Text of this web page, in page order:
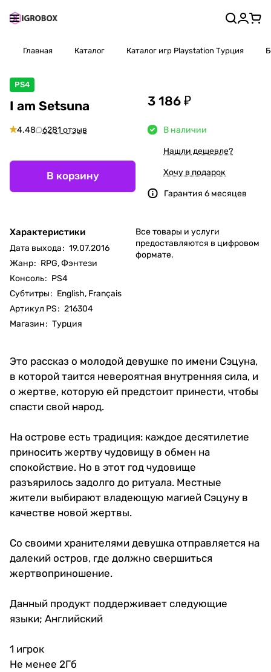
Главная Каталог Каталог игр Playstation Турция
PS4
I am Setsuna
4.48 6281 отзыв
В корзину
Характеристики
Дата выхода: 19.07.2016
Жанр: RPG, Фэнтези
Консоль: PS4
Субтитры: English, Français
Артикул PS: 216304
Магазин: Турция
3 186 ₽
В наличии
Нашли дешевле?
Хочу в подарок
Гарантия 6 месяцев
Все товары и услуги
предоставляются в цифровом
формате.
Это рассказ о молодой девушке по имени Сэцуна,
в которой таится невероятная внутренняя сила, и
о жертве, которую ей предстоит принести, чтобы
спасти свой народ.
На острове есть традиция: каждое десятилетие
приносить жертву чудовищу в обмен на
спокойствие. Но в этот год чудовище
разъярилось задолго до ритуала. Местные
жители выбирают владеющую магией Сэцуну в
качестве новой жертвы.
Со своими хранителями девушка отправляется на
далекий остров, где должно свершиться
жертвоприношение.
Данный продукт поддерживает следующие
языки; Английский
1 игрок
Не менее 2Гб